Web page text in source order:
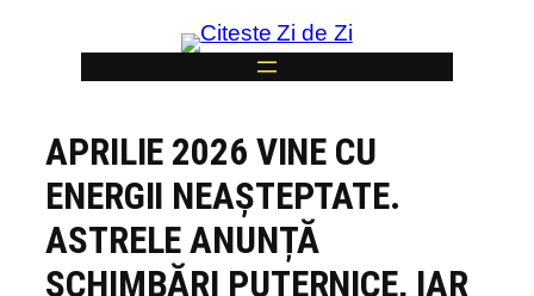
content
APRILIE 2026 VINE CU
ENERGII NEAȘTEPTATE.
ASTRELE ANUNȚĂ
SCHIMBĂRI PUTERNICE, IAR
6